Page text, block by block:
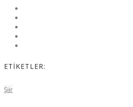
ETIKETLER:
Şiir